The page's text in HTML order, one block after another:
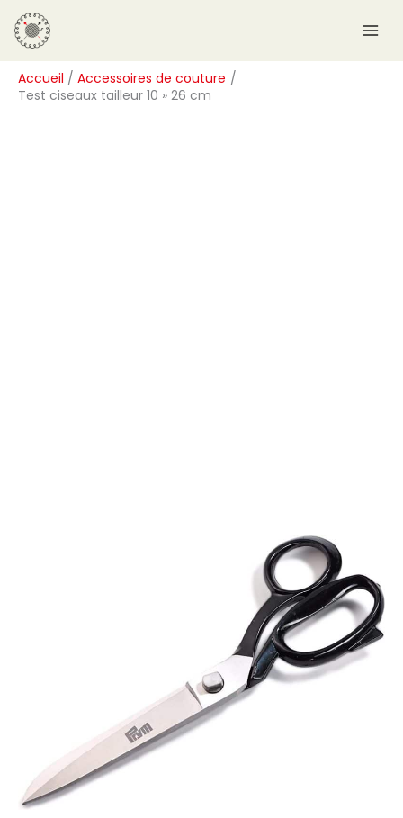
Aller
au
contenu
Accueil
Accessoires de couture
Test ciseaux tailleur 10 » 26 cm
R
e
c
h